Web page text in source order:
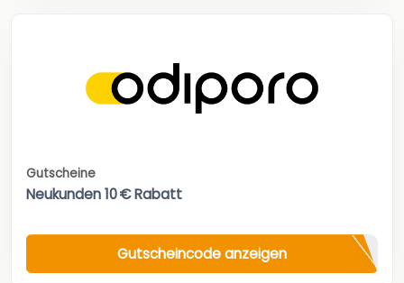
Gutscheine
Neukunden 10 € Rabatt
Gutscheincode anzeigen